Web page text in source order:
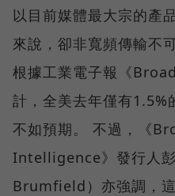
以目前媒體最大宗的產
來說，卻非寬頻傳輸不可
根據工業電子報《
計，全美去年僅有1.5%
不如預期。 不過，《
Intelligence》發行人
Brumfield）亦強調，